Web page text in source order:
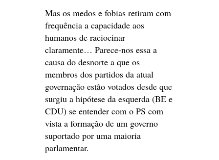
Mas os medos e fobias retiram com
frequência a capacidade aos
humanos de raciocinar
claramente… Parece-nos essa a
causa do desnorte a que os
membros dos partidos da atual
governação estão votados desde que
surgiu a hipótese da esquerda (BE e
CDU) se entender com o PS com
vista a formação de um governo
suportado por uma maioria
parlamentar.